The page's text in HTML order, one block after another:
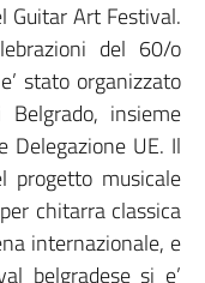
Guitar Art Festival.
del 60/o
stato organizzato
insieme
Delegazione UE. Il
progetto musicale
chitarra classica
internazionale, e
belgradese si e’